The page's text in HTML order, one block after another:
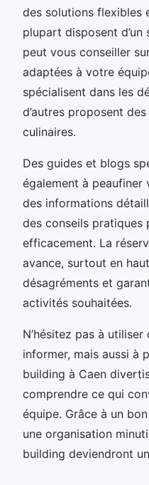
des solutions flexibles
plupart disposent
peut vous conseiller
adaptées à votre
spécialisent dans les
d’autres proposent
culinaires.
Des guides et blogs
également à peaufiner
des informations
des conseils pratiques
efficacement. La
avance, surtout en
désagréments et
activités souhaitées.
N’hésitez pas à
informer, mais aussi à
building à Caen
comprendre ce qui
équipe. Grâce à un
une organisation
building deviendront